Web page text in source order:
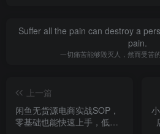
Suffer all the pain can destroy a
pain.
一切痛苦能够毁灭人，然而受苦
上一篇
闲鱼无货源电商实战SOP，
零基础也能快速上手，低成